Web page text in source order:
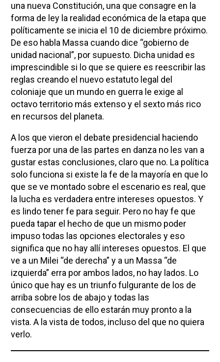
una nueva Constitución, una que consagre en la
forma de ley la realidad económica de la etapa que
políticamente se inicia el 10 de diciembre próximo.
De eso habla Massa cuando dice “gobierno de
unidad nacional”, por supuesto. Dicha unidad es
imprescindible si lo que se quiere es reescribir las
reglas creando el nuevo estatuto legal del
coloniaje que un mundo en guerra le exige al
octavo territorio más extenso y el sexto más rico
en recursos del planeta.
A los que vieron el debate presidencial haciendo
fuerza por una de las partes en danza no les van a
gustar estas conclusiones, claro que no. La política
solo funciona si existe la fe de la mayoría en que lo
que se ve montado sobre el escenario es real, que
la lucha es verdadera entre intereses opuestos. Y
es lindo tener fe para seguir. Pero no hay fe que
pueda tapar el hecho de que un mismo poder
impuso todas las opciones electorales y eso
significa que no hay allí intereses opuestos. El que
ve a un Milei “de derecha” y a un Massa “de
izquierda” erra por ambos lados, no hay lados. Lo
único que hay es un triunfo fulgurante de los de
arriba sobre los de abajo y todas las
consecuencias de ello estarán muy pronto a la
vista. A la vista de todos, incluso del que no quiera
verlo.